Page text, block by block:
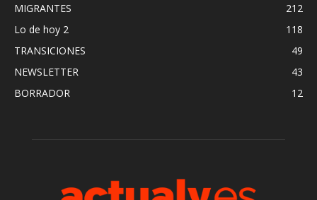
MIGRANTES
212
Lo de hoy 2
118
TRANSICIONES
49
NEWSLETTER
43
BORRADOR
12